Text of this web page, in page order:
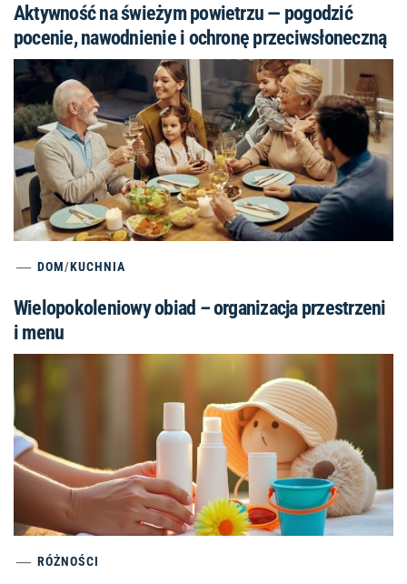
Aktywność na świeżym powietrzu — pogodzić
pocenie, nawodnienie i ochronę przeciwsłoneczną
DOM/KUCHNIA
Wielopokoleniowy obiad – organizacja przestrzeni
i menu
RÓŻNOŚCI